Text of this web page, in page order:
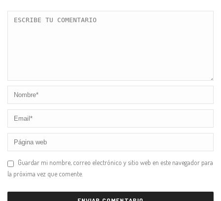
Guardar mi nombre, correo electrónico y sitio web en este navegador para
la próxima vez que comente.